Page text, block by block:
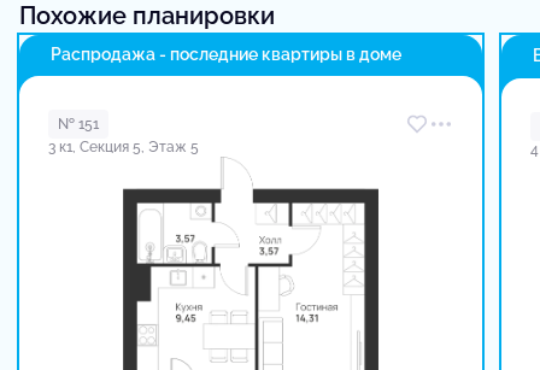
Похожие планировки
Распродажа - последние квартиры в доме
№ 151
3 к1, Секция 5, Этаж 5